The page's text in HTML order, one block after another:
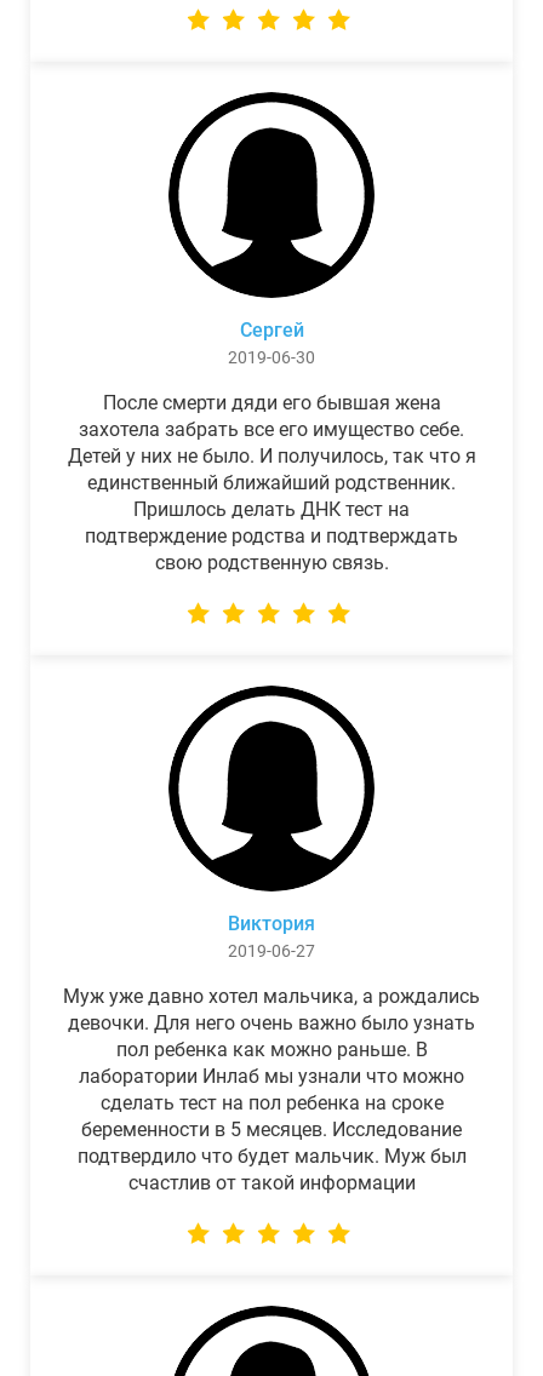
Сергей
2019-06-30
После смерти дяди его бывшая жена
захотела забрать все его имущество себе.
Детей у них не было. И получилось, так что я
единственный ближайший родственник.
Пришлось делать ДНК тест на
подтверждение родства и подтверждать
свою родственную связь.
Виктория
2019-06-27
Муж уже давно хотел мальчика, а рождались
девочки. Для него очень важно было узнать
пол ребенка как можно раньше. В
лаборатории Инлаб мы узнали что можно
сделать тест на пол ребенка на сроке
беременности в 5 месяцев. Исследование
подтвердило что будет мальчик. Муж был
счастлив от такой информации